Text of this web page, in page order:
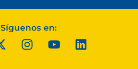
Síguenos en: